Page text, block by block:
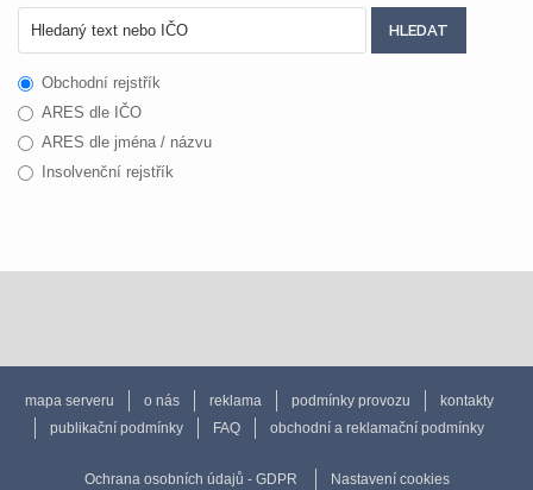
Obchodní rejstřík
ARES dle IČO
ARES dle jména / názvu
Insolvenční rejstřík
mapa serveru o nás reklama podmínky provozu
kontakty
publikační podmínky
FAQ obchodní a reklamační podmínky
Ochrana osobních údajů - GDPR Nastavení cookies